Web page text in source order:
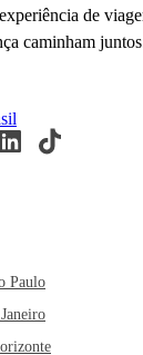
de
caminham
Paulo